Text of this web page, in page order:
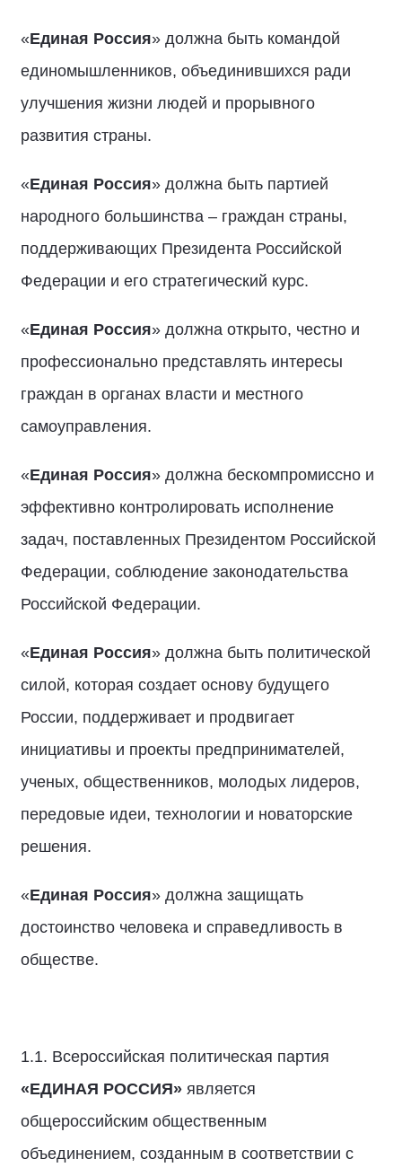
«Единая Россия» должна быть командой
единомышленников, объединившихся ради
улучшения жизни людей и прорывного
развития страны.
«Единая Россия» должна быть партией
народного большинства – граждан страны,
поддерживающих Президента Российской
Федерации и его стратегический курс.
«Единая Россия» должна открыто, честно и
профессионально представлять интересы
граждан в органах власти и местного
самоуправления.
«Единая Россия» должна бескомпромиссно и
эффективно контролировать исполнение
задач, поставленных Президентом Российской
Федерации, соблюдение законодательства
Российской Федерации.
«Единая Россия» должна быть политической
силой, которая создает основу будущего
России, поддерживает и продвигает
инициативы и проекты предпринимателей,
ученых, общественников, молодых лидеров,
передовые идеи, технологии и новаторские
решения.
«Единая Россия» должна защищать
достоинство человека и справедливость в
обществе.
1.1. Всероссийская политическая партия
«ЕДИНАЯ РОССИЯ» является
общероссийским общественным
объединением, созданным в соответствии с